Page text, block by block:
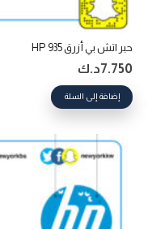
حبر اتش بي أزرق 935 HP
7.750د.ك
إضافة إلى السلة